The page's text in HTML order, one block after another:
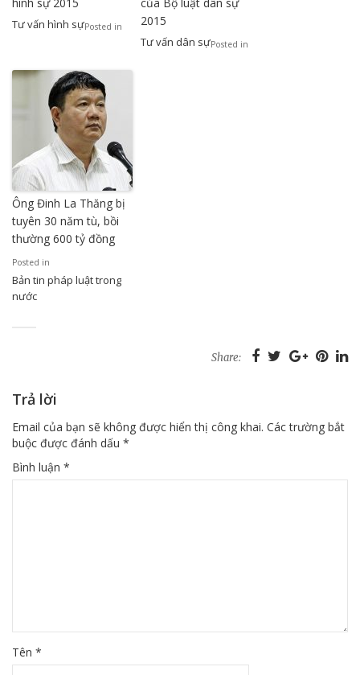
Posted in
Tư vấn hình sự
2015
Posted in
Tư vấn dân sự
Ông Đinh La Thăng bị
tuyên 30 năm tù, bồi
thường 600 tỷ đồng
Posted in
Bản tin pháp luật trong
nước
Share:
Trả lời
Email của bạn sẽ không được hiển thị công khai. Các trường bắt
buộc được đánh dấu *
Bình luận *
Tên *